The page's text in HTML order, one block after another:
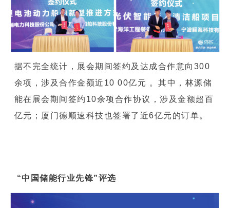
据不完全统计，展会期间签约及达成合作意向300
余项，涉及合作金额近10 00亿元 。其中，林源储
能在展会期间签约10余项合作协议，涉及金额超百
亿元；厦门德顺速科技也签署了近6亿元的订单。
“中国储能行业先锋”评选